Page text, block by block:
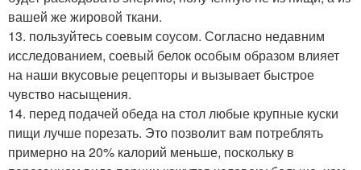
вашей же жировой ткани.
13. пользуйтесь соевым соусом. Согласно недавним
исследованием, соевый белок особым образом влияет
на наши вкусовые рецепторы и вызывает быстрое
чувство насыщения.
14. перед подачей обеда на стол любые крупные куски
пищи лучше порезать. Это позволит вам потреблять
примерно на 20% калорий меньше, поскольку в